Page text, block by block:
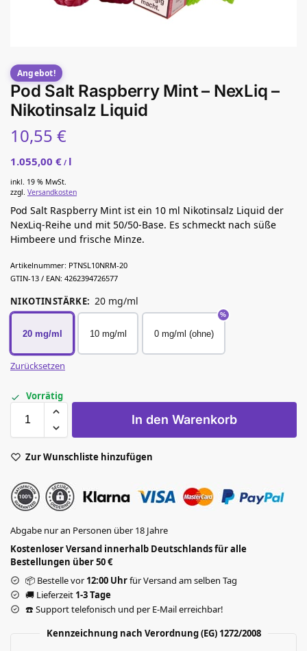
Angebot!
Pod Salt Raspberry Mint – NexLiq –
Nikotinsalz Liquid
10,55 €
1.055,00 € / l
inkl. 19 % MwSt.
zzgl. Versandkosten
Pod Salt Raspberry Mint ist ein 10 ml Nikotinsalz Liquid der
NexLiq-Reihe und mit 50/50-Base. Es schmeckt nach süße
Himbeere und frische Minze.
Artikelnummer: PTNSL10NRM-20
GTIN-13 / EAN: 4262394726577
NIKOTINSTÄRKE: 20 mg/ml
20 mg/ml 10 mg/ml 0 mg/ml (ohne)
Zurücksetzen
Vorrätig
In den Warenkorb
Zur Wunschliste hinzufügen
Abgabe nur an Personen über 18 Jahre
Kostenloser Versand innerhalb Deutschlands für alle
Bestellungen über 50 €
📦 Bestelle vor12:00 Uhrfür Versand am selben Tag
🚚 Lieferzeit 1-3 Tage
☎️ Support telefonisch und per E-Mail erreichbar!
Kennzeichnung nach Verordnung (EG) 1272/2008